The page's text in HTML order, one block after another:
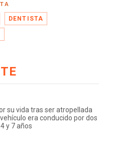
DENTISTA
su vida tras ser atropellada
era conducido por dos
y 7 años